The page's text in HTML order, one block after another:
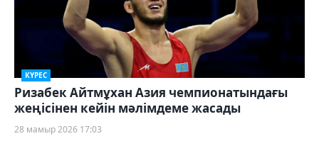
КҮРЕС
Ризабек Айтмұхан Азия чемпионатындағы
жеңісінен кейін мәлімдеме жасады
28 мамыр 2026 17:03